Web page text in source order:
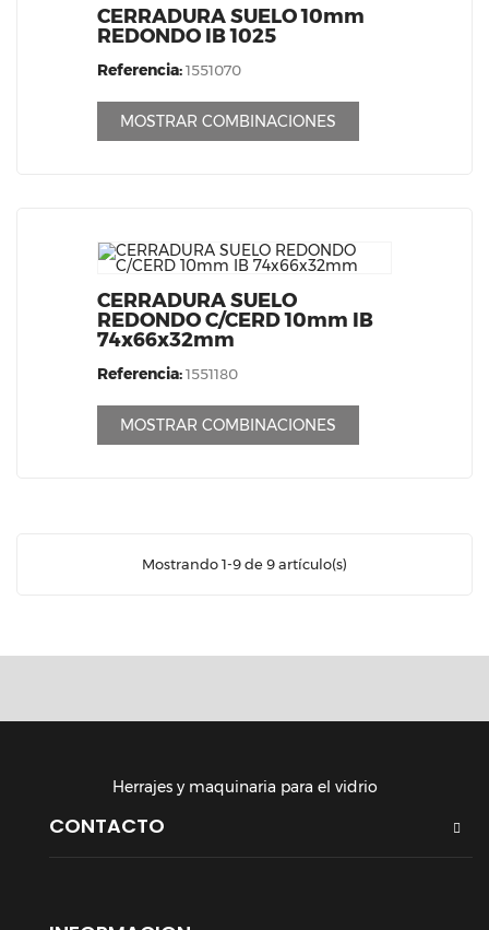
CERRADURA SUELO 10mm
REDONDO IB 1025
Referencia:1551070
MOSTRAR COMBINACIONES
CERRADURA SUELO
REDONDO C/CERD 10mm IB
74x66x32mm
Referencia:1551180
MOSTRAR COMBINACIONES
Mostrando 1-9 de 9 artículo(s)
Herrajes y maquinaria para el vidrio
CONTACTO